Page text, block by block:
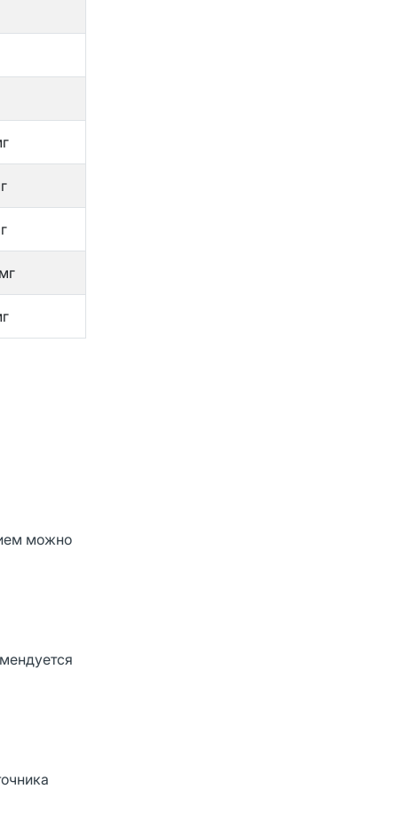
можно